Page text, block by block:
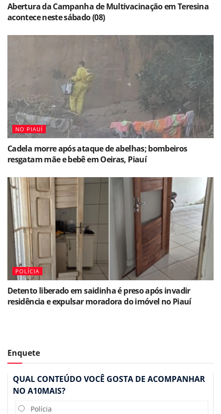
Abertura da Campanha de Multivacinação em Teresina
acontece neste sábado (08)
NO PIAUÍ
Cadela morre após ataque de abelhas; bombeiros
resgatam mãe e bebê em Oeiras, Piauí
POLÍCIA
Detento liberado em saidinha é preso após invadir
residência e expulsar moradora do imóvel no Piauí
Enquete
QUAL CONTEÚDO VOCÊ GOSTA DE ACOMPANHAR
NO A10MAIS?
Polícia